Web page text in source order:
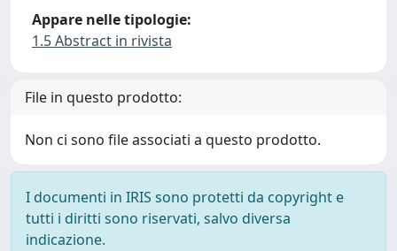
Appare nelle tipologie:
1.5 Abstract in rivista
File in questo prodotto:
Non ci sono file associati a questo prodotto.
I documenti in IRIS sono protetti da copyright e
tutti i diritti sono riservati, salvo diversa
indicazione.